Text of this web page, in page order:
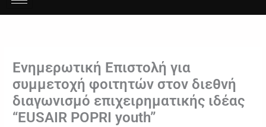
Ενημερωτική Επιστολή για
συμμετοχή φοιτητών στον διεθνή
διαγωνισμό επιχειρηματικής ιδέας
“EUSAIR POPRI youth”